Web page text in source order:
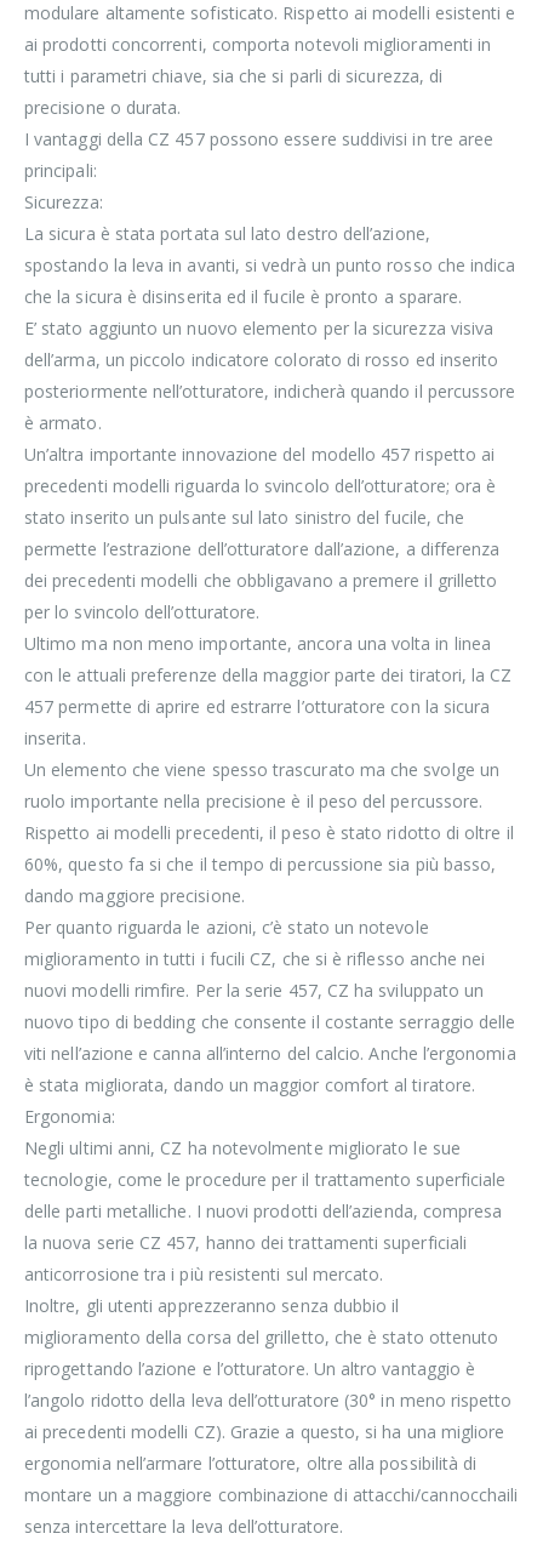
modulare altamente sofisticato. Rispetto ai modelli esistenti e
ai prodotti concorrenti, comporta notevoli miglioramenti in
tutti i parametri chiave, sia che si parli di sicurezza, di
precisione o durata.
I vantaggi della CZ 457 possono essere suddivisi in tre aree
principali:
Sicurezza:
La sicura è stata portata sul lato destro dell’azione,
spostando la leva in avanti, si vedrà un punto rosso che indica
che la sicura è disinserita ed il fucile è pronto a sparare.
E’ stato aggiunto un nuovo elemento per la sicurezza visiva
dell’arma, un piccolo indicatore colorato di rosso ed inserito
posteriormente nell’otturatore, indicherà quando il percussore
è armato.
Un’altra importante innovazione del modello 457 rispetto ai
precedenti modelli riguarda lo svincolo dell’otturatore; ora è
stato inserito un pulsante sul lato sinistro del fucile, che
permette l’estrazione dell’otturatore dall’azione, a differenza
dei precedenti modelli che obbligavano a premere il grilletto
per lo svincolo dell’otturatore.
Ultimo ma non meno importante, ancora una volta in linea
con le attuali preferenze della maggior parte dei tiratori, la CZ
457 permette di aprire ed estrarre l’otturatore con la sicura
inserita.
Un elemento che viene spesso trascurato ma che svolge un
ruolo importante nella precisione è il peso del percussore.
Rispetto ai modelli precedenti, il peso è stato ridotto di oltre il
60%, questo fa si che il tempo di percussione sia più basso,
dando maggiore precisione.
Per quanto riguarda le azioni, c’è stato un notevole
miglioramento in tutti i fucili CZ, che si è riflesso anche nei
nuovi modelli rimfire. Per la serie 457, CZ ha sviluppato un
nuovo tipo di bedding che consente il costante serraggio delle
viti nell’azione e canna all’interno del calcio. Anche l’ergonomia
è stata migliorata, dando un maggior comfort al tiratore.
Ergonomia:
Negli ultimi anni, CZ ha notevolmente migliorato le sue
tecnologie, come le procedure per il trattamento superficiale
delle parti metalliche. I nuovi prodotti dell’azienda, compresa
la nuova serie CZ 457, hanno dei trattamenti superficiali
anticorrosione tra i più resistenti sul mercato.
Inoltre, gli utenti apprezzeranno senza dubbio il
miglioramento della corsa del grilletto, che è stato ottenuto
riprogettando l’azione e l’otturatore. Un altro vantaggio è
l’angolo ridotto della leva dell’otturatore (30° in meno rispetto
ai precedenti modelli CZ). Grazie a questo, si ha una migliore
ergonomia nell’armare l’otturatore, oltre alla possibilità di
montare un a maggiore combinazione di attacchi/cannocchaili
senza intercettare la leva dell’otturatore.